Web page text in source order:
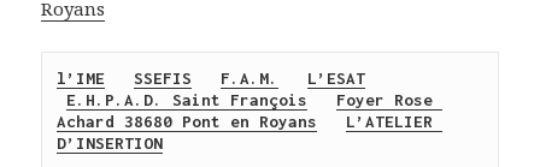
Royans
l’IME SSEFIS F.A.M.
L’ESAT
E.H.P.A.D. Saint François
Foyer Rose
Achard 38680 Pont en Royans
L’ATELIER
D’INSERTION